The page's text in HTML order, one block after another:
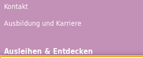
Kontakt
Ausbildung und Karriere
Ausleihen & Entdecken